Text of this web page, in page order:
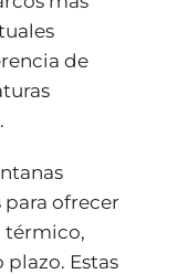
de
ofrecer
térmico,
Estas